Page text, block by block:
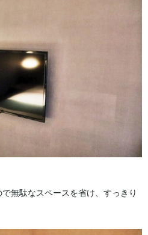
無駄なスペースを省け、すっきり